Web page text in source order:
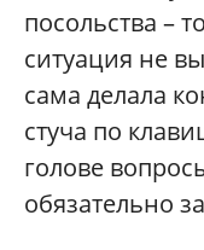
посольства –
ситуация не
сама делала
стуча по
голове
обязательно